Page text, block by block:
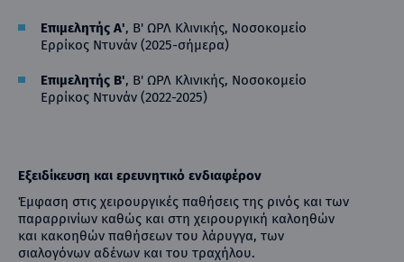
Επιμελητής Α', Β' ΩΡΛ Κλινικής, Νοσοκομείο
Ερρίκος Ντυνάν (2025-σήμερα)
Επιμελητής Β', Β' ΩΡΛ Κλινικής, Νοσοκομείο
Ερρίκος Ντυνάν (2022-2025)
Εξειδίκευση και ερευνητικό ενδιαφέρον
Έμφαση στις χειρουργικές παθήσεις της ρινός και των
παραρρινίων καθώς και στη χειρουργική καλοηθών
και κακοηθών παθήσεων του λάρυγγα, των
σιαλογόνων αδένων και του τραχήλου.